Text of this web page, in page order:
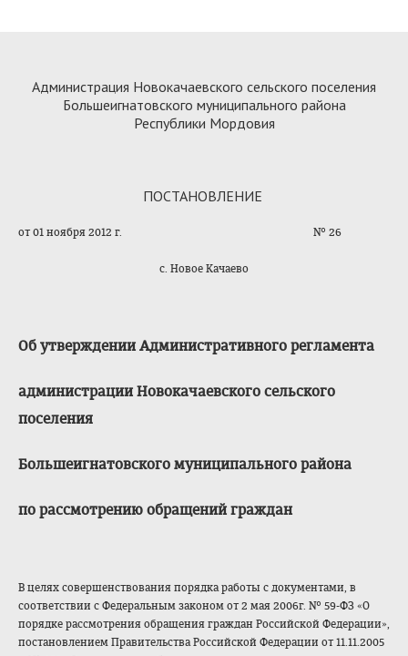
Администрация Новокачаевского сельского поселения
Большеигнатовского муниципального района
Республики Мордовия
ПОСТАНОВЛЕНИЕ
от 01 ноября 2012 г. № 26
с. Новое Качаево
Об утверждении Административного регламента
администрации Новокачаевского сельского
поселения
Большеигнатовского муниципального района
по рассмотрению обращений граждан
В целях совершенствования порядка работы с документами, в
соответствии с Федеральным законом от 2 мая 2006г. № 59-ФЗ «О
порядке рассмотрения обращения граждан Российской Федерации»,
постановлением Правительства Российской Федерации от 11.11.2005